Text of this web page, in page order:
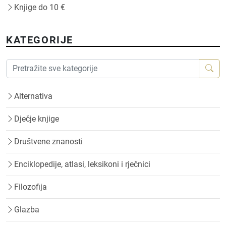
Knjige do 10 €
KATEGORIJE
Alternativa
Dječje knjige
Društvene znanosti
Enciklopedije, atlasi, leksikoni i rječnici
Filozofija
Glazba